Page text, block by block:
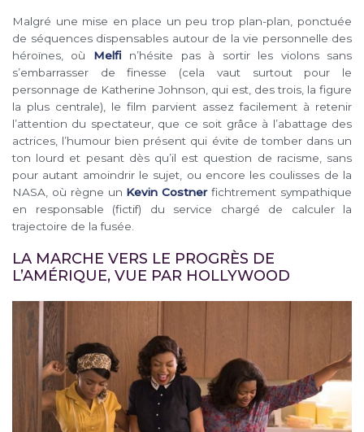
Malgré une mise en place un peu trop plan-plan, ponctuée
de séquences dispensables autour de la vie personnelle des
héroïnes, où Melfin’hésite pas à sortir les violons sans
s’embarrasser de finesse (cela vaut surtout pour le
personnage de Katherine Johnson, qui est, des trois, la figure
la plus centrale), le film parvient assez facilement à retenir
l’attention du spectateur, que ce soit grâce à l’abattage des
actrices, l’humour bien présent qui évite de tomber dans un
ton lourd et pesant dès qu’il est question de racisme, sans
pour autant amoindrir le sujet, ou encore les coulisses de la
NASA, où règne un Kevin Costnerfichtrement sympathique
en responsable (fictif) du service chargé de calculer la
trajectoire de la fusée.
LA MARCHE VERS LE PROGRÈS DE
L’AMÉRIQUE, VUE PAR HOLLYWOOD